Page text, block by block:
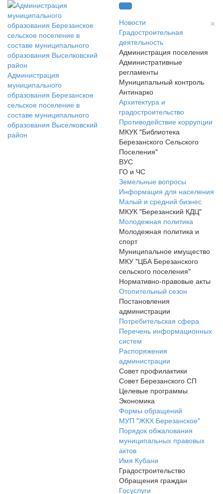
Администрация
муниципального
образования Березанское
сельское поселение в
составе муниципального
образования Выселковский
район
×
Новости
Градостроительная
деятельность
Администрация поселения
Административные
регламенты
Муниципальный контроль
Антинарко
Архитектура и
градостроительство
Противодействие коррупции
МКУК "Библиотека
Березанского Сельского
Поселения"
ВУС
ГО и ЧС
Земельные вопросы
Информация для населения
Малый и средний бизнес
МКУК "Березанский КДЦ"
Молодежная политика
Молодежная политика и
спорт
Муниципальное имущество
МКУ "ЦБА Березанского
сельского поселения"
Нормативно-правовые акты
Отопительный сезон
Постановления
администрации
Потребительская сфера
Перечень информационных
систем
Распоряжения
администрации
Совет профилактики
Совет Березанского СП
Целевые программы
Экономика
Формы обращений
МУП "ЖКХ Березанское"
Порядок обжалования
муниципальных правовых
актов
Имя Кубани
Градостроительство
Обращения граждан
Госуслуги